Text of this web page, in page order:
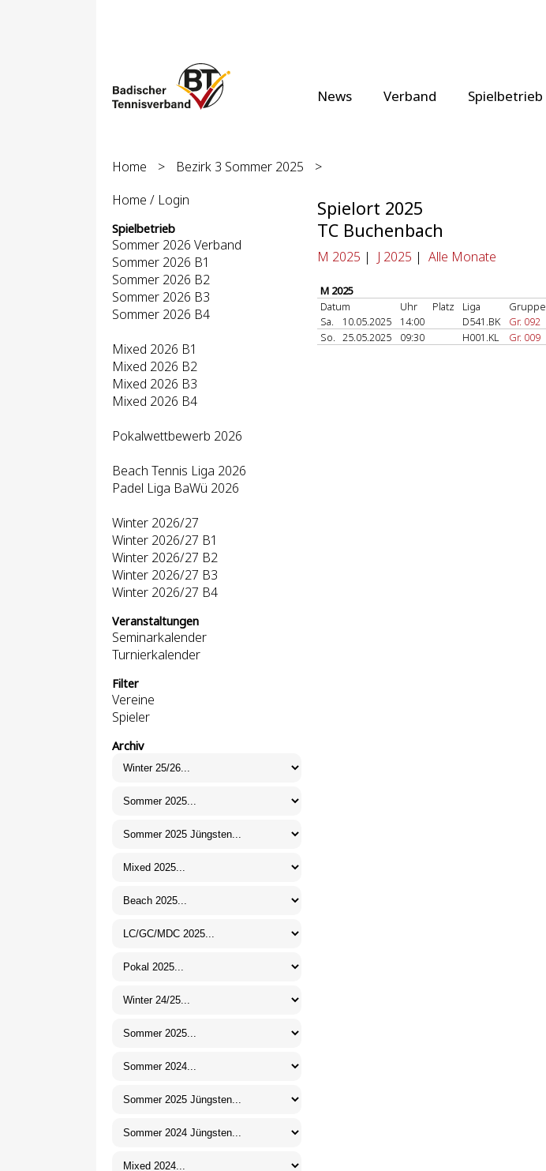
News Verband Spielbetrieb
Home > Bezirk 3 Sommer 2025
>
Home / Login
Spielbetrieb
Sommer 2026 Verband
Sommer 2026 B1
Sommer 2026 B2
Sommer 2026 B3
Sommer 2026 B4
Mixed 2026 B1
Mixed 2026 B2
Mixed 2026 B3
Mixed 2026 B4
Pokalwettbewerb 2026
Beach Tennis Liga 2026
Padel Liga BaWü 2026
Winter 2026/27
Winter 2026/27 B1
Winter 2026/27 B2
Winter 2026/27 B3
Winter 2026/27 B4
Veranstaltungen
Seminarkalender
Turnierkalender
Filter
Vereine
Spieler
Archiv
Spielort 2025
TC Buchenbach
M 2025 | J 2025 | Alle Monate
M 2025
Datum
Uhr Platz Liga Gruppe
Sa.
10.05.2025 14:00 D541.BK Gr. 092
So. 25.05.2025 09:30 H001.KL Gr. 009